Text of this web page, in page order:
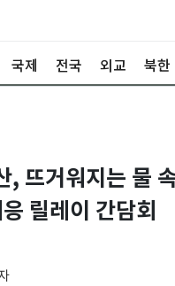
국제 전국 외교 북한
, 뜨거워지는 물
릴레이 간담회